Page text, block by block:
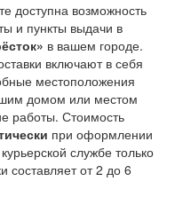
доступна возможность
и пункты выдачи в
в вашем городе.
включают в себя
местоположения
домом или местом
работы. Стоимость
при оформлении
службе только
составляет от 2 до 6